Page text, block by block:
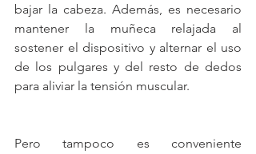
bajar la cabeza. Además, es necesario
mantener la muñeca relajada al
sostener el dispositivo y alternar el uso
de los pulgares y del resto de dedos
para aliviar la tensión muscular.
Pero tampoco es conveniente